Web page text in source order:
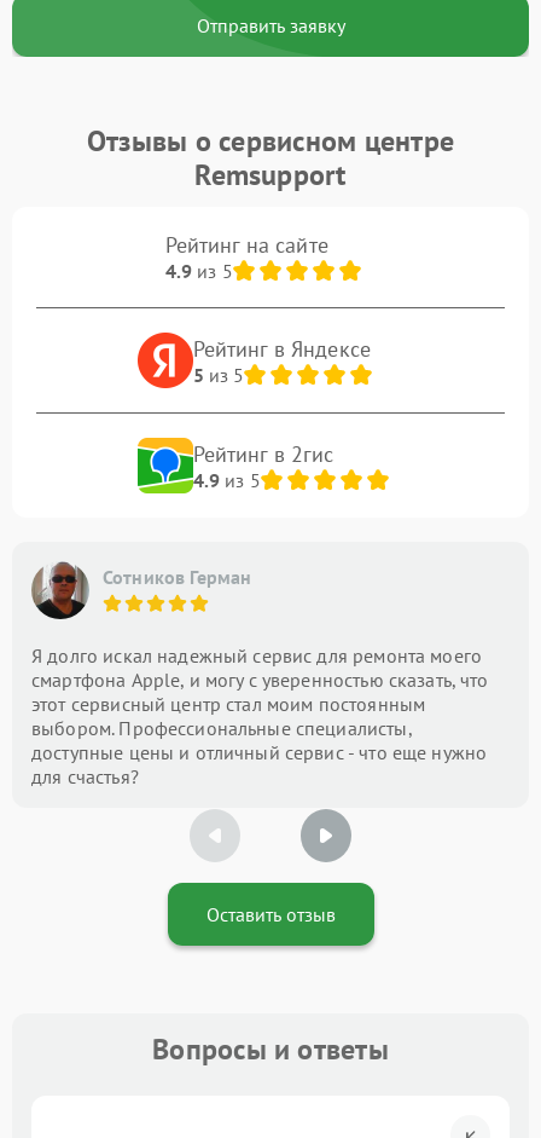
Отправить заявку
Отзывы о сервисном центре
Remsupport
Рейтинг на сайте
4.9из 5
Рейтинг в Яндексе
5 из 5
Рейтинг в 2гис
4.9из 5
Сотников Герман
Я долго искал надежный сервис для ремонта моего
смартфона Apple, и могу с уверенностью сказать, что
этот сервисный центр стал моим постоянным
выбором. Профессиональные специалисты,
доступные цены и отличный сервис - что еще нужно
для счастья?
Оставить отзыв
Вопросы и ответы